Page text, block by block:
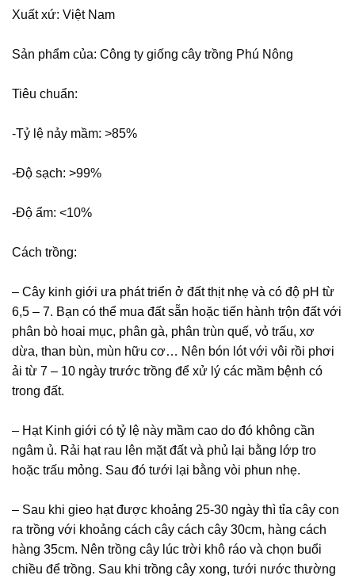
Xuất xứ: Việt Nam
Sản phẩm của: Công ty giống cây trồng Phú Nông
Tiêu chuẩn:
-Tỷ lệ nảy mầm: >85%
-Ðộ sạch: >99%
-Ðộ ẩm: <10%
Cách trồng:
– Cây kinh giới ưa phát triển ở đất thịt nhẹ và có độ pH từ
6,5 – 7. Bạn có thể mua đất sẵn hoặc tiến hành trộn đất với
phân bò hoai mục, phân gà, phân trùn quế, vỏ trấu, xơ
dừa, than bùn, mùn hữu cơ… Nên bón lót với vôi rồi phơi
ải từ 7 – 10 ngày trước trồng để xử lý các mầm bệnh có
trong đất.
– Hạt Kinh giới có tỷ lệ này mầm cao do đó không cần
ngâm ủ. Rải hạt rau lên mặt đất và phủ lại bằng lớp tro
hoặc trấu mỏng. Sau đó tưới lại bằng vòi phun nhẹ.
– Sau khi gieo hạt được khoảng 25-30 ngày thì tỉa cây con
ra trồng với khoảng cách cây cách cây 30cm, hàng cách
hàng 35cm. Nên trồng cây lúc trời khô ráo và chọn buổi
chiều để trồng. Sau khi trồng cây xong, tưới nước thường